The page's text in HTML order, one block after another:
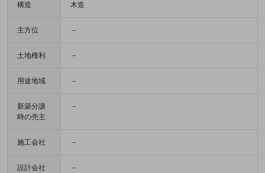
構造 木造
主方位 －
土地権利 －
用途地域 －
新築分譲
時の売主
－
施工会社 －
設計会社 －